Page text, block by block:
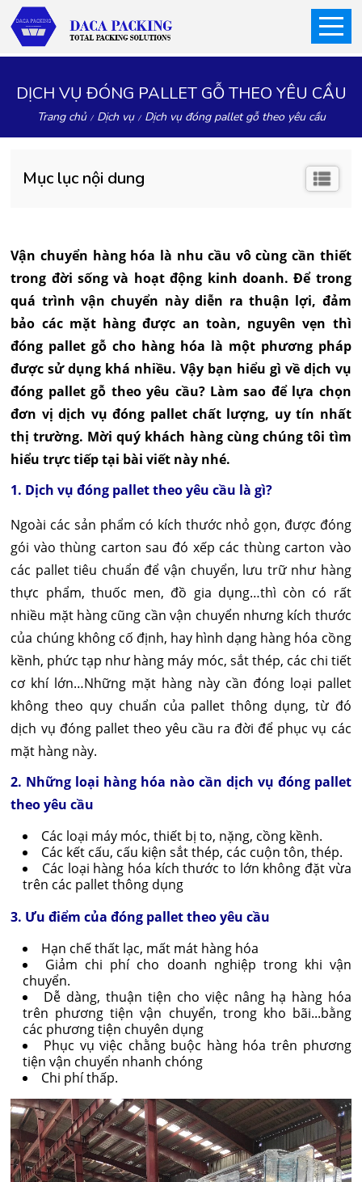
DỊCH VỤ ĐÓNG PALLET GỖ THEO YÊU CẦU
Trang chủ Dịch vụ Dịch vụ đóng pallet gỗ theo yêu cầu
Mục lục nội dung
Vận chuyển hàng hóa là nhu cầu vô cùng cần thiết
trong đời sống và hoạt động kinh doanh. Để trong
quá trình vận chuyển này diễn ra thuận lợi, đảm
bảo các mặt hàng được an toàn, nguyên vẹn thì
đóng pallet gỗ cho hàng hóa là một phương pháp
được sử dụng khá nhiều. Vậy bạn hiểu gì về dịch vụ
đóng pallet gỗ theo yêu cầu? Làm sao để lựa chọn
đơn vị dịch vụ đóng pallet chất lượng, uy tín nhất
thị trường. Mời quý khách hàng cùng chúng tôi tìm
hiểu trực tiếp tại bài viết này nhé.
1. Dịch vụ đóng pallet theo yêu cầu là gì?
Ngoài các sản phẩm có kích thước nhỏ gọn, được đóng
gói vào thùng carton sau đó xếp các thùng carton vào
các pallet tiêu chuẩn để vận chuyển, lưu trữ như hàng
thực phẩm, thuốc men, đồ gia dụng…thì còn có rất
nhiều mặt hàng cũng cần vận chuyển nhưng kích thước
của chúng không cố định, hay hình dạng hàng hóa cồng
kềnh, phức tạp như hàng máy móc, sắt thép, các chi tiết
cơ khí lớn…Những mặt hàng này cần đóng loại pallet
không theo quy chuẩn của pallet thông dụng, từ đó
dịch vụ đóng pallet theo yêu cầu ra đời để phục vụ các
mặt hàng này.
2. Những loại hàng hóa nào cần dịch vụ đóng pallet
theo yêu cầu
Các loại máy móc, thiết bị to, nặng, cồng kềnh.
Các kết cấu, cấu kiện sắt thép, các cuộn tôn, thép.
Các loại hàng hóa kích thước to lớn không đặt vừa
trên các pallet thông dụng
3. Ưu điểm của đóng pallet theo yêu cầu
Hạn chế thất lạc, mất mát hàng hóa
Giảm chi phí cho doanh nghiệp trong khi vận
chuyển.
Dễ dàng, thuận tiện cho việc nâng hạ hàng hóa
trên phương tiện vận chuyển, trong kho bãi...bằng
các phương tiện chuyên dụng
Phục vụ việc chằng buộc hàng hóa trên phương
tiện vận chuyển nhanh chóng
Chi phí thấp.